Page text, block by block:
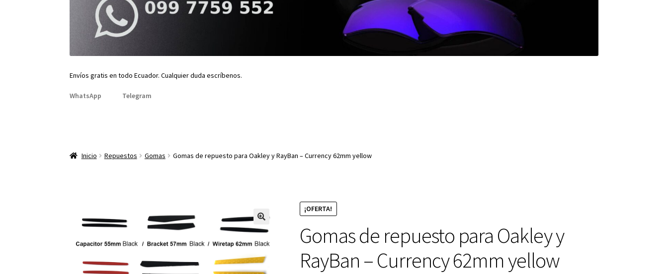
Envíos gratis en todo Ecuador. Cualquier duda escríbenos.
WhatsApp Telegram
Inicio Repuestos Gomas Gomas de repuesto para Oakley y RayBan – Currency 62mm yellow
¡OFERTA!
Gomas de repuesto para Oakley y
RayBan – Currency 62mm yellow